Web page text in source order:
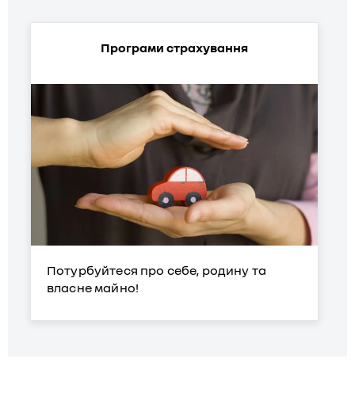
Програми страхування
Потурбуйтеся про себе, родину та
власне майно!